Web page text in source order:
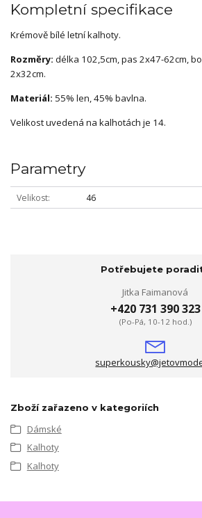
Kompletní specifikace
Krémově bílé letní kalhoty.
Rozměry: délka 102,5cm, pas 2x47-62cm,
2x32cm.
Materiál: 55% len, 45% bavlna.
Velikost uvedená na kalhotách je 14.
Parametry
Velikost 46
Potřebujete
Jitka Faimanová
+420 731 390 323
(Po-Pá, 10-12 hod.)
Zboží zařazeno v kategoriích
Dámské
Kalhoty
Kalhoty